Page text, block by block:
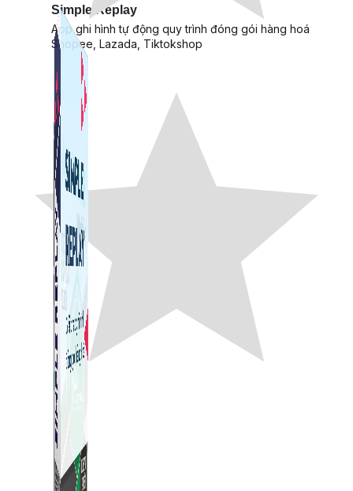
Simple Replay
App ghi hình tự động quy trình đóng gói hàng hoá
Shopee, Lazada, Tiktokshop